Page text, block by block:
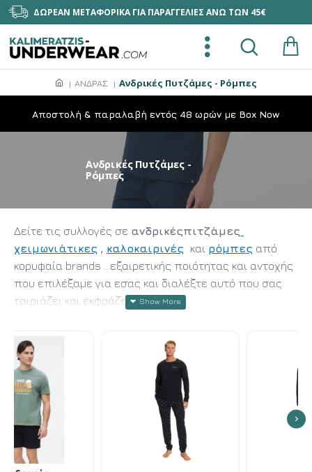
ΔΩΡΕΑΝ ΜΕΤΑΦΟΡΙΚΑ ΓΙΑ ΠΑΡΑΓΓΕΛΙΕΣ ΑΝΩ ΤΩΝ 45€
ΑΝΔΡΑΣ Ανδρικές Πυτζάμες - Ρόμπες
Aποστολή & παραλαβή εντός 48 ωρών με Box Now
Ανδρικές Πυτζάμες -
Ρόμπες
Δείτε τις συλλογές σε ανδρικέςπιτζάμες
χειμωνιάτικες
καλοκαιρινές και ρόμπες από
κορυφαία brands ...εξαιρετικής ποιότητας και αντοχής
που επιλέξαμε για εσας και διαλέξτε αυτό που σας
ταιριάζει και εκφράζει!